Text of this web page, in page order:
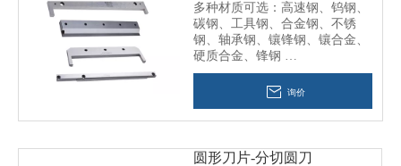
多种材质可选：高速钢、钨钢、
碳钢、工具钢、合金钢、不锈
钢、轴承钢、镶锋钢、镶合金、
硬质合金、锋钢
使用进口材料、包括镀铬、镀
锌、镀钛来增加刀具的使用寿命
订做加工。
询价
圆形刀片-分切圆刀